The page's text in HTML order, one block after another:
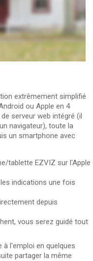
extrêmement simplifié
ou Apple en 4
serveur web intégré (il
navigateur), toute la
un smartphone avec
tablette EZVIZ sur l'Apple
indications une fois
depuis
vous serez guidé tout
l'emploi en quelques
partager la même